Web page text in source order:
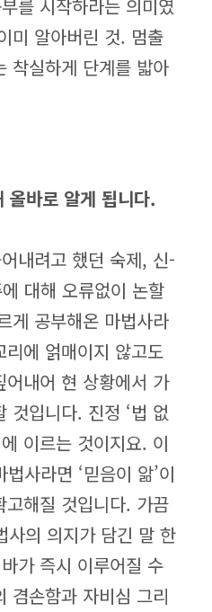
를 시작하라는 의미였
미 알아버린 것. 멈출
착실하게 단계를 밟아
올바로 알게 됩니다.
내려고 했던 숙제, 신-
대해 오류없이 논할
게 공부해온 마법사라
에 얽매이지 않고도
내어 현 상황에서 가
것입니다. 진정 ‘법 없
이르는 것이지요. 이
사라면 ‘믿음이 앎’이
해질 것입니다. 가끔
사의 의지가 담긴 말 한
가 즉시 이루어질 수
겸손함과 자비심 그리